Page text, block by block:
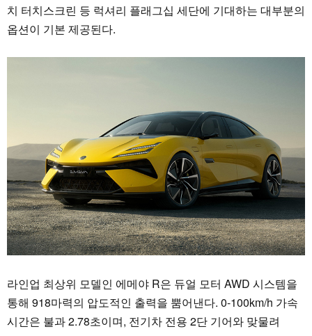
치 터치스크린 등 럭셔리 플래그십 세단에 기대하는 대부분의
옵션이 기본 제공된다.
라인업 최상위 모델인 에메야 R은 듀얼 모터 AWD 시스템을
통해 918마력의 압도적인 출력을 뿜어낸다. 0-100km/h 가속
시간은 불과 2.78초이며, 전기차 전용 2단 기어와 맞물려